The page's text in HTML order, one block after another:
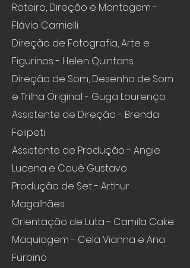
Roteiro, Direção e Montagem -
Flávio Carnielli
Direção de Fotografia, Arte e
Figurinos - Helen Quintans
Direção de Som, Desenho de Som
e Trilha Original - Guga Lourenço
Assistente de Direção - Brenda
Felipeti
Assistente de Produção - Angie
Lucena e Cauê Gustavo
Produção de Set - Arthur
Magalhães
Orientação de Luta - Camila Cake
Maquiagem - Cela Vianna e Ana
Furbino